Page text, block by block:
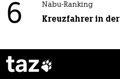
6 Nabu-Ranking
Kreuzfahrer in
taz